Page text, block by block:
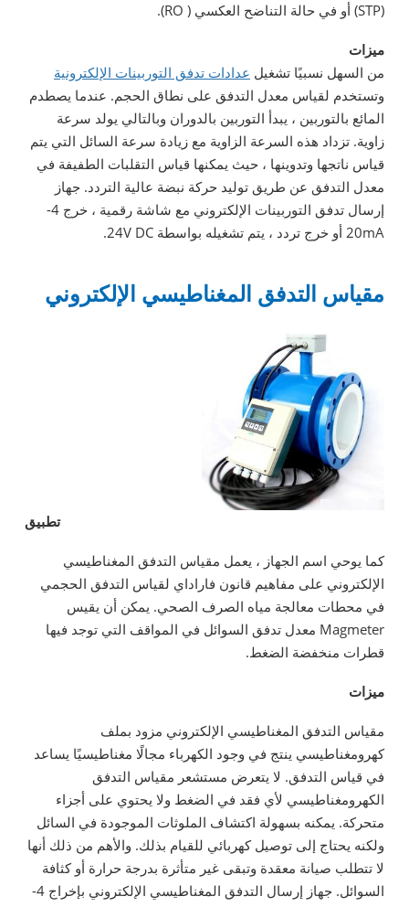
(STP) أو في حالة التناضح العكسي ( RO).
ميزات
من السهل نسبيًا تشغيل عدادات تدفق التوربينات الإلكترونية
وتستخدم لقياس معدل التدفق على نطاق الحجم. عندما يصطدم
المائع بالتوربين ، يبدأ التوربين بالدوران وبالتالي يولد سرعة
زاوية. تزداد هذه السرعة الزاوية مع زيادة سرعة السائل التي يتم
قياس ناتجها وتدوينها ، حيث يمكنها قياس التقلبات الطفيفة في
معدل التدفق عن طريق توليد حركة نبضة عالية التردد. جهاز
إرسال تدفق التوربينات الإلكتروني مع شاشة رقمية ، خرج 4-
20mA أو خرج تردد ، يتم تشغيله بواسطة 24V DC.
مقياس التدفق المغناطيسي الإلكتروني
تطبيق
كما يوحي اسم الجهاز ، يعمل مقياس التدفق المغناطيسي
الإلكتروني على مفاهيم قانون فاراداي لقياس التدفق الحجمي
في محطات معالجة مياه الصرف الصحي. يمكن أن يقيس
Magmeter معدل تدفق السوائل في المواقف التي توجد فيها
قطرات منخفضة الضغط.
ميزات
مقياس التدفق المغناطيسي الإلكتروني مزود بملف
كهرومغناطيسي ينتج في وجود الكهرباء مجالًا مغناطيسيًا يساعد
في قياس التدفق. لا يتعرض مستشعر مقياس التدفق
الكهرومغناطيسي لأي فقد في الضغط ولا يحتوي على أجزاء
متحركة. يمكنه بسهولة اكتشاف الملوثات الموجودة في السائل
ولكنه يحتاج إلى توصيل كهربائي للقيام بذلك. والأهم من ذلك أنها
لا تتطلب صيانة معقدة وتبقى غير متأثرة بدرجة حرارة أو كثافة
السوائل. جهاز إرسال التدفق المغناطيسي الإلكتروني بإخراج 4-